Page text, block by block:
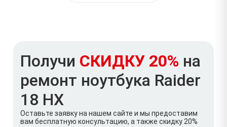
Получи СКИДКУ 20% на
ремонт ноутбука Raider
18 HX
Оставьте заявку на нашем сайте и мы предоставим
вам бесплатную консультацию, а также скидку 20%